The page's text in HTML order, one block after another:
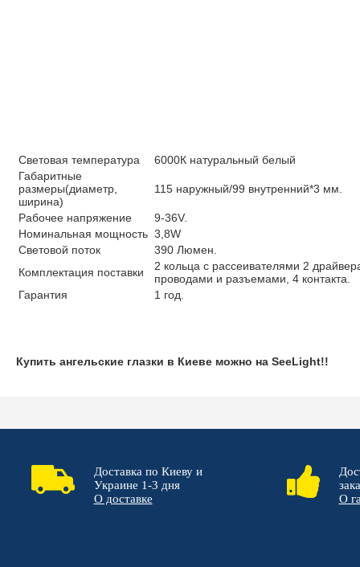
Световая температура
6000К натуральный белый
Габаритные
размеры(диаметр,
ширина)
115 наружный/99 внутренний*3 мм.
Рабочее напряжение
9-36V.
Номинальная мощность 3,8W
Световой поток
390 Люмен.
Комплектация поставки
2 кольца с рассеивателями 2
проводами и разъемами, 4 контакта.
Гарантия
1 год.
Купить ангельские глазки в Киеве можно на SeeLight!!
Доставка по Киеву и
Украине 1-3 дня
О доставке
О